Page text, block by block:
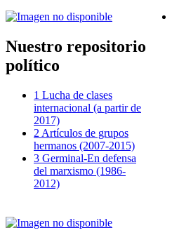
Nuestro repositorio
político
1 Lucha de clases
internacional (a partir de
2017)
2 Artículos de grupos
hermanos (2007-2015)
3 Germinal-En defensa
del marxismo (1986-
2012)